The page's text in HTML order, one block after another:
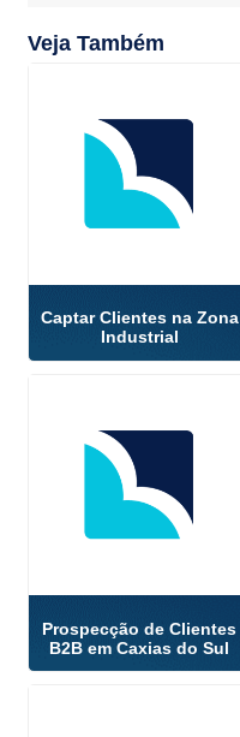
Veja Também
Captar Clientes na Zona
Industrial
Prospecção de Clientes
B2B em Caxias do Sul